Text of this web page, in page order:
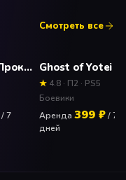
Смотреть все
ASTRO BOT Прокат и аренда игры 7 дней
/ 7
★ 4.8 · П2 · PS5
Боевики
Аренда 399 ₽/ 7
дней